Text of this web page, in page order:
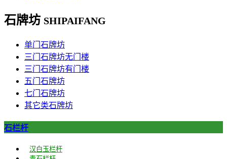
石牌坊 SHIPAIFANG
单门石牌坊
三门石牌坊无门楼
三门石牌坊有门楼
五门石牌坊
七门石牌坊
其它类石牌坊
石栏杆
汉白玉栏杆